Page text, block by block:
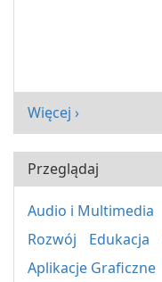
Więcej ›
Przeglądaj
Audio i Multimedia
Rozwój
Edukacja
Aplikacje Graficzne